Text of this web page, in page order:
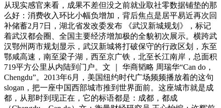
从现实感官来看，成果不差但没之前就业取社零数据铺垫的那
么好：消费收入环比小幅负增加，背后焦点是居平易近再次回
补储蓄2月7日，湖北省发改委发布 《武汉新城规划》，标记
着武汉都会圈、全国主要经济增加极的全貌初次展示。横跨武
汉鄂州两市规划显示，武汉新城将打破保守的行政区划，东至
鄂咸高速，南至梁子湖，西至京广铁，北至长江南岸，总面积
719平方公里从内陆到门户。文 ｜ 华商韬略 周瑞华“Can do，
Chengdu”。2013年6月，美国纽约时代广场频频播放着的这句
slogan，把一座中国西部城市推到世界面前。这座城市就是成
都，从那时到现正在，它的标语都是：成都，都成